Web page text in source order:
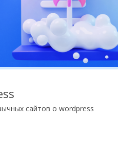
сайтов о wordpress